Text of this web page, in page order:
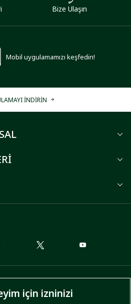
Bize Ulaşın
Mobil uygulamamızı keşfedin!
İNDİRİN
için izninizi